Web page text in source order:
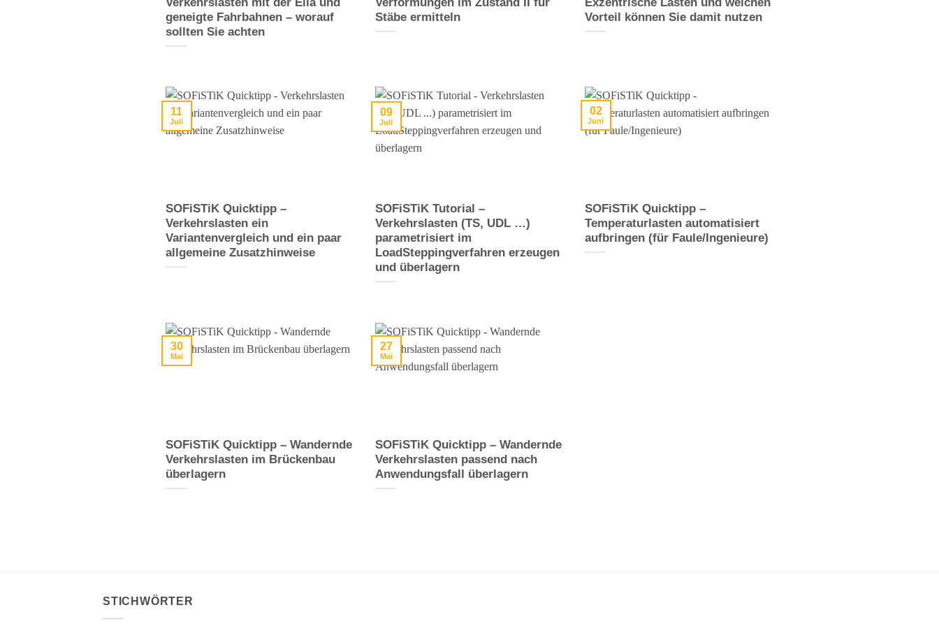
geneigte Fahrbahnen – worauf
sollten Sie achten
Stäbe ermitteln
Vorteil können Sie damit nutzen
SOFiSTiK Quicktipp –
Verkehrslasten ein
Variantenvergleich und ein paar
allgemeine Zusatzhinweise
11
Juli
SOFiSTiK Tutorial –
Verkehrslasten (TS, UDL …)
parametrisiert im
LoadSteppingverfahren erzeugen
und überlagern
09
Juli
SOFiSTiK Quicktipp –
Temperaturlasten automatisiert
aufbringen (für Faule/Ingenieure)
02
Juni
SOFiSTiK Quicktipp – Wandernde
Verkehrslasten im Brückenbau
überlagern
30
Mai
SOFiSTiK Quicktipp – Wandernde
Verkehrslasten passend nach
Anwendungsfall überlagern
27
Mai
STICHWÖRTER